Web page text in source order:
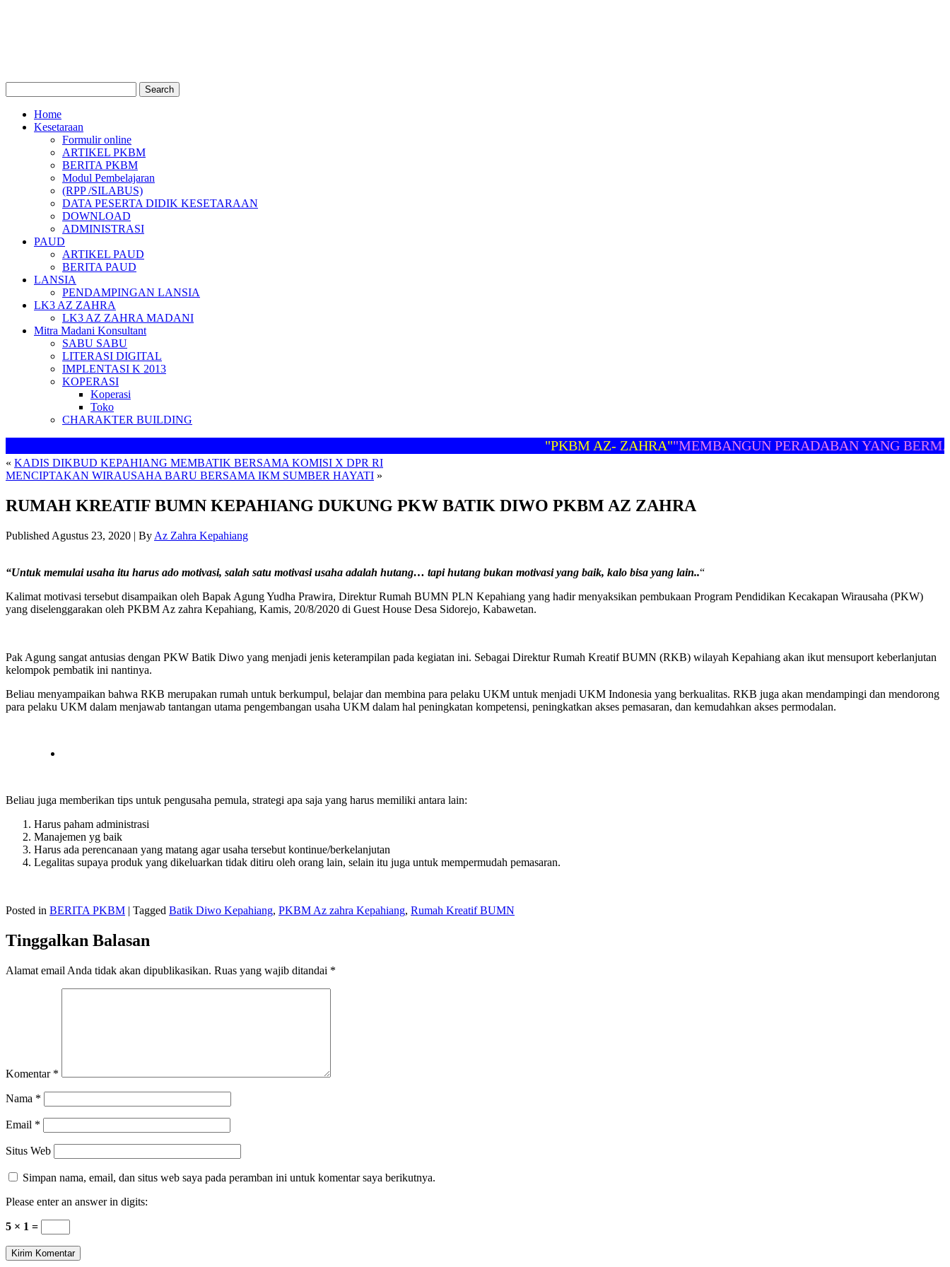
Home
Kesetaraan
Formulir online
ARTIKEL PKBM
BERITA PKBM
Modul Pembelajaran
(RPP /SILABUS)
DATA PESERTA DIDIK KESETARAAN
DOWNLOAD
ADMINISTRASI
PAUD
ARTIKEL PAUD
BERITA PAUD
LANSIA
PENDAMPINGAN LANSIA
LK3 AZ ZAHRA
LK3 AZ ZAHRA MADANI
Mitra Madani Konsultant
SABU SABU
LITERASI DIGITAL
IMPLENTASI K 2013
KOPERASI
Koperasi
Toko
CHARAKTER BUILDING
"PKBM AZ- ZAHRA""MEMBANGUN PERADABAN YANG
« KADIS DIKBUD KEPAHIANG MEMBATIK BERSAMA KOMISI X DPR RI
MENCIPTAKAN WIRAUSAHA BARU BERSAMA IKM SUMBER HAYATI »
RUMAH KREATIF BUMN KEPAHIANG DUKUNG PKW BATIK DIWO PKBM AZ ZAHRA
Published Agustus 23, 2020 | By Az Zahra Kepahiang
“Untuk memulai usaha itu harus ado motivasi, salah satu motivasi usaha adalah hutang… tapi hutang bukan motivasi yang baik, kalo bisa yang lain..“
Kalimat motivasi tersebut disampaikan oleh Bapak Agung Yudha Prawira, Direktur Rumah BUMN PLN Kepahiang yang hadir menyaksikan pembukaan Program Pendidikan Kecakapan Wirausaha (PKW)
yang diselenggarakan oleh PKBM Az zahra Kepahiang, Kamis, 20/8/2020 di Guest House Desa Sidorejo, Kabawetan.
Pak Agung sangat antusias dengan PKW Batik Diwo yang menjadi jenis keterampilan pada kegiatan ini. Sebagai Direktur Rumah Kreatif BUMN (RKB) wilayah Kepahiang akan ikut mensuport keberlanjutan
kelompok pembatik ini nantinya.
Beliau menyampaikan bahwa RKB merupakan rumah untuk berkumpul, belajar dan membina para pelaku UKM untuk menjadi UKM Indonesia yang berkualitas. RKB juga akan mendampingi dan mendorong
para pelaku UKM dalam menjawab tantangan utama pengembangan usaha UKM dalam hal peningkatan kompetensi, peningkatkan akses pemasaran, dan kemudahkan akses permodalan.
Beliau juga memberikan tips untuk pengusaha pemula, strategi apa saja yang harus memiliki antara lain:
Harus paham administrasi
Manajemen yg baik
Harus ada perencanaan yang matang agar usaha tersebut kontinue/berkelanjutan
Legalitas supaya produk yang dikeluarkan tidak ditiru oleh orang lain, selain itu juga untuk mempermudah pemasaran.
Posted in BERITA PKBM | Tagged Batik Diwo Kepahiang, PKBM Az zahra Kepahiang, Rumah Kreatif BUMN
Tinggalkan Balasan
Alamat email Anda tidak akan dipublikasikan. Ruas yang wajib ditandai *
Komentar *
Nama *
Email *
Situs Web
Simpan nama, email, dan situs web saya pada peramban ini untuk komentar saya berikutnya.
Please enter an answer in digits:
5 × 1 =